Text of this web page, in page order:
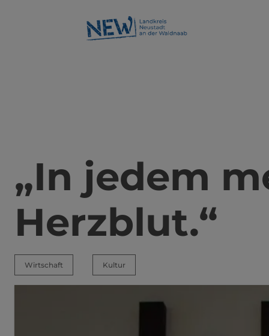
„In jedem
Herzblut.“
Wirtschaft Kultur